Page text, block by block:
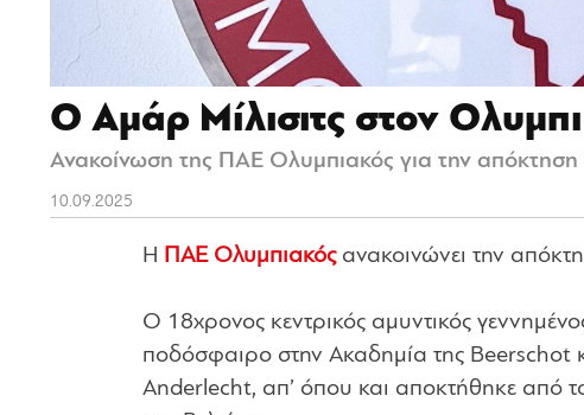
Ο Αμάρ Μίλισιτς στον
Ανακοίνωση της ΠΑΕ Ολυμπιακός για την
10.09.2025
Η ΠΑΕ Ολυμπιακόςανακοινώνει την
Ο 18χρονος κεντρικός αμυντικός
ποδόσφαιρο στην Ακαδημία της Beerschot
Anderlecht, απ’ όπου και αποκτήθηκε από